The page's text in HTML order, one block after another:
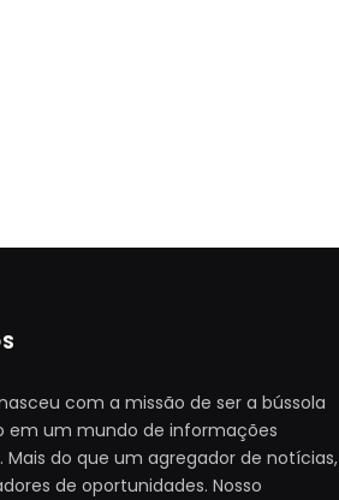
com a missão de ser a bússola
em um mundo de informações
Mais do que um agregador de notícias,
de oportunidades. Nosso